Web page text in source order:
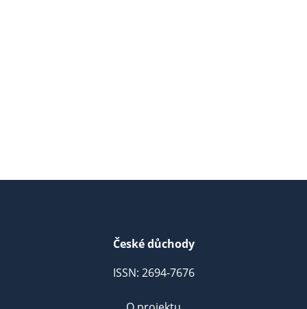
České důchody
ISSN: 2694-7676